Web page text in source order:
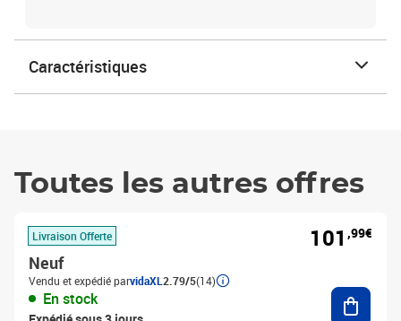
Caractéristiques
Toutes les autres offres
Livraison Offerte
Neuf
Vendu et expédié parvidaXL 2.79/5(14)
En stock
101 ,99€